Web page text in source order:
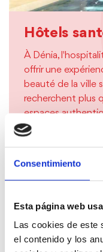
Consentimiento
Esta página web
Las cookies de este
el contenido y los
Hôtels
À Dénia,
offrir une
beauté de la ville
recherchent plus
espaces
dorloter, se